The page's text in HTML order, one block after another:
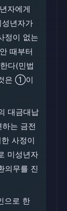
자에게
년자가
정이 없는
때부터
다(민법
은 ①이
대금대납
는 금전
사정이
미성년자
의무를 진
으로 한